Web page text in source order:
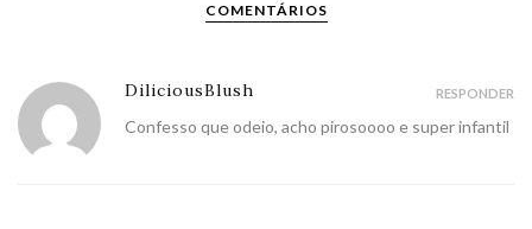
COMENTÁRIOS
DiliciousBlush
Confesso que odeio, acho pirosoooo e super infantil
RESPONDER